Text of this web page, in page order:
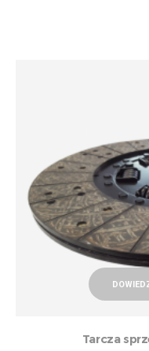
Tarcza